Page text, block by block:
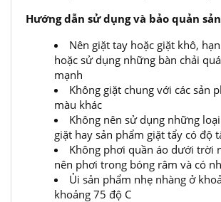
Hướng dẫn sử dụng và bảo quản
Nên giặt tay hoặc giặt khô,
hoặc sử dụng những bàn chải
mạnh
Không giặt chung với các sản
màu khác
Không nên sử dụng những
giặt hay sản phẩm giặt tẩy có độ
Không phơi quần áo dưới trời
nên phơi trong bóng râm và có
Ủi sản phẩm nhẹ nhàng ở
khoảng 75 độ C